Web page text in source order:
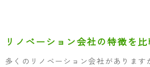
リノベーション会社の特徴を比
多くのリノベーション会社があります